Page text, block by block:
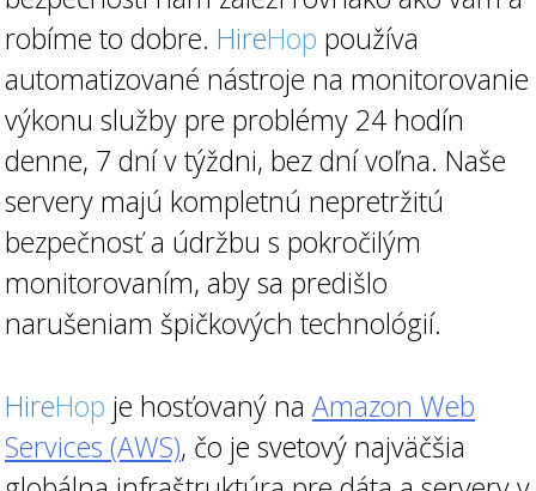
robíme to dobre. HireHop používa
automatizované nástroje na monitorovanie
výkonu služby pre problémy 24 hodín
denne, 7 dní v týždni, bez dní voľna. Naše
servery majú kompletnú nepretržitú
bezpečnosť a údržbu s pokročilým
monitorovaním, aby sa predišlo
narušeniam špičkových technológií.
HireHop je hosťovaný na Amazon Web
Services (AWS), čo je svetový najväčšia